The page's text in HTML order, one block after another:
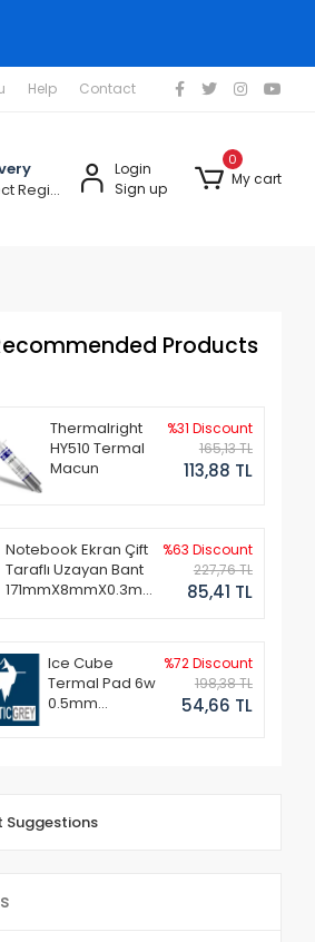
Help Contact
Select Region
Login
Sign up
0
My cart
Products
Thermalright
HY510 Termal
Macun
%31 Discount
165,13 TL
113,88 TL
Notebook Ekran Çift
Taraflı Uzayan Bant
171mmX8mmX0.3mm
%63 Discount
227,76 TL
85,41 TL
Ice Cube
Termal Pad 6w
0.5mm
%72 Discount
198,38 TL
54,66 TL
Suggestions